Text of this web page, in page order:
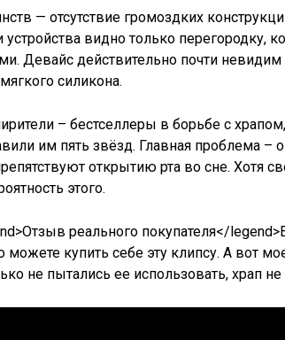
— отсутствие громоздких
устройства видно только перегородку,
Девайс действительно почти
силикона.
– бестселлеры в борьбе с
им пять звёзд. Главная проблема
открытию рта во сне. Хотя
этого.
реального покупателя</
можете купить себе эту клипсу. А вот
не пытались ее использовать, храп